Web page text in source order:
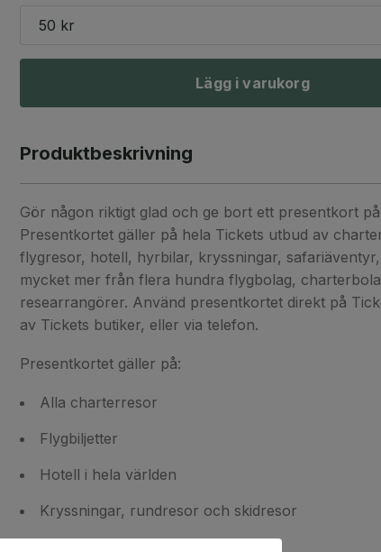
50 kr
Lägg i varukorg
Produktbeskrivning
Gör någon riktigt glad och ge bort ett presentkort
Presentkortet gäller på hela Tickets utbud av
flygresor, hotell, hyrbilar, kryssningar,
mycket mer från flera hundra flygbolag,
researrangörer. Använd presentkortet direkt på
av Tickets butiker, eller via telefon.
Presentkortet gäller på:
Alla charterresor
Flygbiljetter
Hotell i hela världen
Kryssningar, rundresor och skidresor